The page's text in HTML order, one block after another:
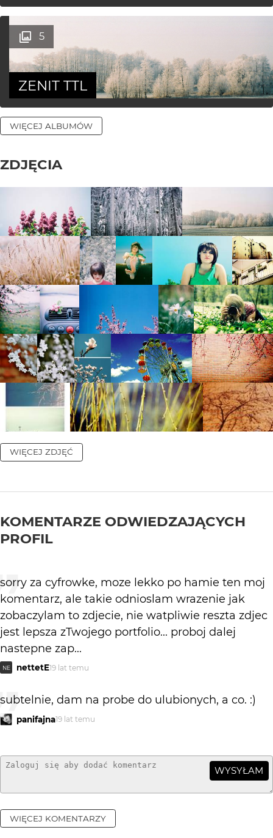
5
ZENIT TTL
WIĘCEJ ALBUMÓW
ZDJĘCIA
WIĘCEJ ZDJĘĆ
KOMENTARZE ODWIEDZAJĄCYCH
PROFIL
sorry za cyfrowke, moze lekko po hamie ten moj
komentarz, ale takie odnioslam wrazenie jak
zobaczylam to zdjecie, nie watpliwie reszta zdjec
jest lepsza zTwojego portfolio... proboj dalej
nastepne zap...
NE nettetE19 lat temu
subtelnie, dam na probe do ulubionych, a co. :)
panifajna19 lat temu
WYSYŁAM
WIĘCEJ KOMENTARZY